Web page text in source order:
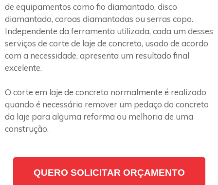
de equipamentos como fio diamantado, disco
diamantado, coroas diamantadas ou serras copo.
Independente da ferramenta utilizada, cada um desses
serviços de corte de laje de concreto, usado de acordo
com a necessidade, apresenta um resultado final
excelente.
O corte em laje de concreto normalmente é realizado
quando é necessário remover um pedaço do concreto
da laje para alguma reforma ou melhoria de uma
construção.
QUERO SOLICITAR ORÇAMENTO